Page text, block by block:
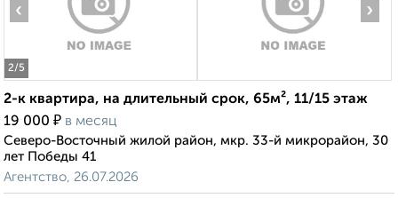
2/5
‹ ›
2-к квартира, на длительный срок, 65м², 11/15 этаж
19 000 ₽ в месяц
Северо-Восточный жилой район, мкр. 33-й микрорайон, 30
лет Победы 41
Агентство, 26.07.2026